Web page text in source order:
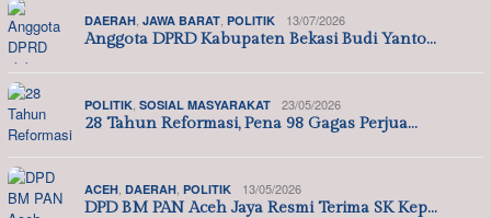
DAERAH JAWA BARAT POLITIK 13/07/2026
Anggota DPRD Kabupaten Bekasi Budi Yanto…
POLITIK SOSIAL MASYARAKAT 23/05/2026
28 Tahun Reformasi, Pena 98 Gagas Perjua…
ACEH DAERAH POLITIK 13/05/2026
DPD BM PAN Aceh Jaya Resmi Terima SK Kep…